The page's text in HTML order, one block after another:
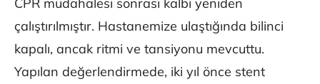
CPR müdahalesi sonrası kalbi yeniden
çalıştırılmıştır. Hastanemize ulaştığında bilinci
kapalı, ancak ritmi ve tansiyonu mevcuttu.
Yapılan değerlendirmede, iki yıl önce stent